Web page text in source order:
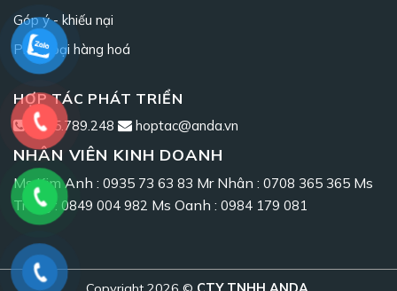
Góp ý - khiếu nại
Phân loại hàng hoá
HỢP TÁC PHÁT TRIỂN
0965.789.248 hoptac@anda.vn
NHÂN VIÊN KINH DOANH
Ms Kim Anh : 0935 73 63 83 Mr Nhân : 0708 365 365 Ms
Trang : 0849 004 982 Ms Oanh : 0984 179 081